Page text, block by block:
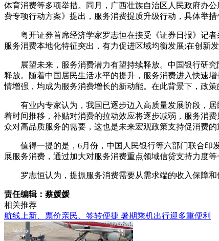
体育消费等多项举措。同月，广西壮族自治区人民政府办
费专项行动方案》提出，服务消费提质升级行动，具体举
粤开证券首席经济学家罗志恒在接受《证券日报》记
服务消费本地化特征突出，有力促进区域均衡发展;在创新
展望未来，服务消费潜力有望持续释放。中国银行研
释放。随着中国居民生活水平的提升，服务消费进入快速
情增强，均成为服务消费增长的新动能。在此背景下，政
有业内专家认为，我国已逐步迈入高质量发展阶段，
着时间推移，补贴对消费的拉动效应将逐步减弱，服务消
众对高品质服务的需要，这也是未来宏观政策支持促消费的
值得一提的是，6月份，中国人民银行等六部门联合
展服务消费，通过加大对服务消费重点领域信贷支持力度
罗志恒认为，提振服务消费需要从需求端的收入保障
责任编辑：蔡媛媛
相关推荐
航线上新、票价亲民、签转便捷 暑期乘机出行迎多重便利